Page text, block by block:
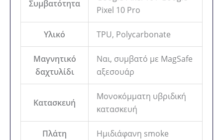
Συμβατότητα
Pixel 10 Pro
Υλικό TPU, Polycarbonate
Μαγνητικό
δαχτυλίδι
Ναι, συμβατό με MagSafe
αξεσουάρ
Κατασκευή
Μονοκόμματη υβριδική
κατασκευή
Πλάτη Ημιδιάφανη smoke